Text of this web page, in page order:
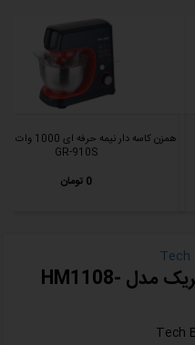
همزن کاسه دار نیمه
GR-910S
0 تومان
همزن برقی دستی تک الکتریک مدل HM1108-
Tech